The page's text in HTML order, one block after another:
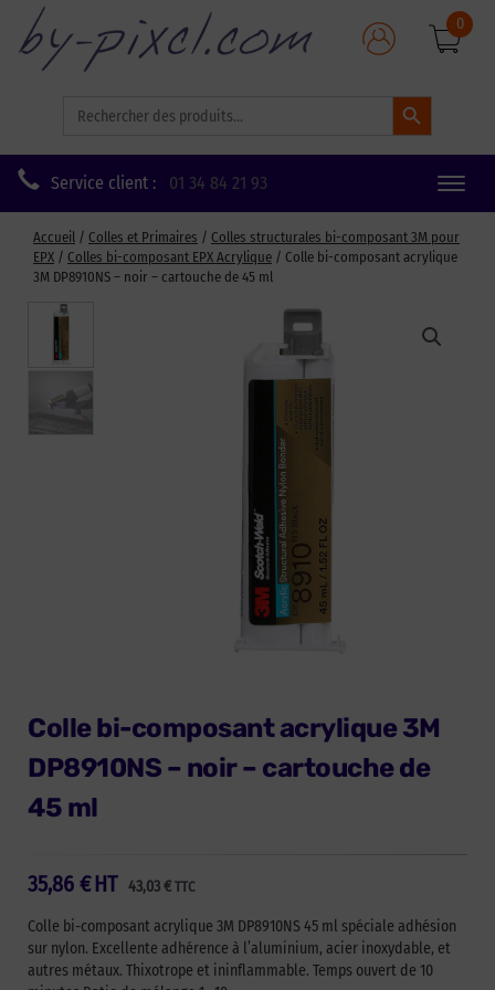
for:
Search Button
0
Service client : 01 34 84 21 93
Toggle
Accueil / Colles et Primaires / Colles structurales bi-composant 3M pour
EPX / Colles bi-composant EPX Acrylique / Colle bi-composant acrylique
3M DP8910NS – noir – cartouche de 45 ml
Colle bi-composant acrylique 3M
DP8910NS – noir – cartouche de
45 ml
35,86 € 43,03€ TTC
HT
Colle bi-composant acrylique 3M DP8910NS 45 ml spéciale adhésion
sur nylon. Excellente adhérence à l’aluminium, acier inoxydable, et
autres métaux. Thixotrope et ininflammable. Temps ouvert de 10